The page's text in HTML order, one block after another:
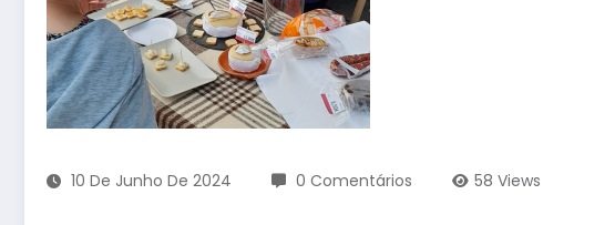
10 De Junho De 2024 0 Comentários 58 Views